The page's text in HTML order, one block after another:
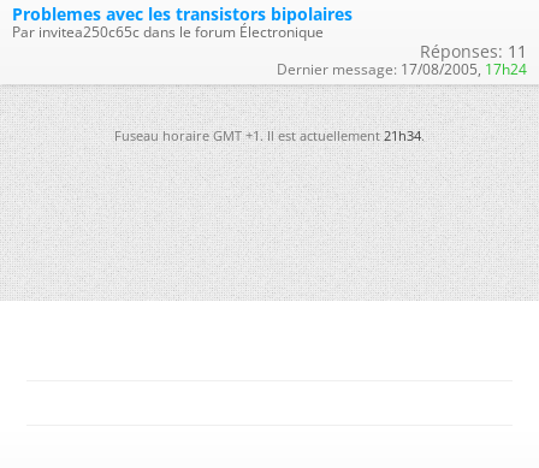
Problemes avec les transistors bipolaires
Par invitea250c65c dans le forum Électronique
Réponses: 11
Dernier message: 17/08/2005, 17h24
Fuseau horaire GMT +1. Il est actuellement21h34.